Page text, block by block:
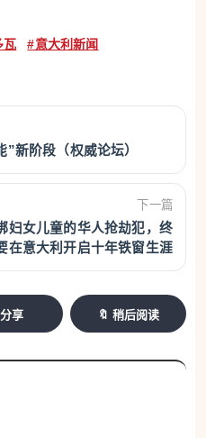
瓦
#意大利新闻
新阶段（权威论坛）
下一篇
妇女儿童的华人抢劫犯，终
在意大利开启十年铁窗生涯
享 🔖 稍后阅读